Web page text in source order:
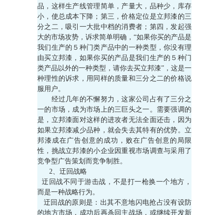
品，这样生产线管理简单，产量大，品种少，库存
小，使总成本下降；第三，价格定位是立邦漆的三
分之二，吸引一大批中档的消费者；第四，发起强
大的市场攻势，诉求简单明确，“如果你买的产品是
我们生产的５种门类产品中的一种类型，你没有理
由买立邦漆，如果你买的产品是我们生产的５种门
类产品以外的一种类型，请你去买立邦漆”，这是一
种理性的诉求，用同样的质量和三分之二的价格说
服用户。
经过几年的不懈努力，这家公司占有了三分之
一的市场，成为市场上的三巨头之一。需要强调的
是，立邦漆面对这样的进攻者无法全面还击，因为
如果立邦漆减少品种，就会失去其特有的优势。立
邦漆成在广告创意的成功，败在广告创意的局限
性，挑战立邦漆的小企业因重视市场调查与采用了
竞争型广告策划而竞争制胜。
2、迂回战略
迂回战不同于游击战，不是打一枪换一个地方，
而是一种战略行为。
迂回战的原则是：出其不意地闪电抢占没有设防
的地方市场，成功后再杀回主战场，或继续开发新